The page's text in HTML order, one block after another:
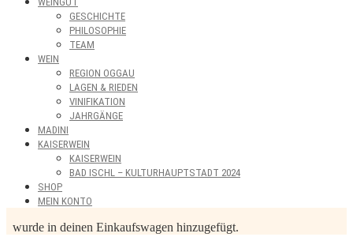
GESCHICHTE
PHILOSOPHIE
TEAM
WEIN
REGION OGGAU
LAGEN & RIEDEN
VINIFIKATION
JAHRGÄNGE
MADINI
KAISERWEIN
KAISERWEIN
BAD ISCHL – KULTURHAUPTSTADT 2024
SHOP
MEIN KONTO
wurde in deinen Einkaufswagen hinzugefügt.